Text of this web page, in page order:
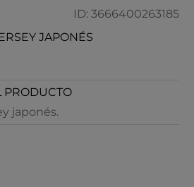
ID: 3666400263185
JAPONÉS
PRODUCTO
japonés.